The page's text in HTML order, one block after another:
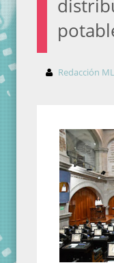
Redacción ML